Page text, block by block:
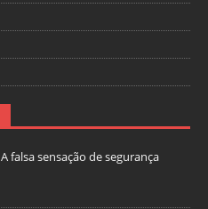
A falsa sensação de segurança